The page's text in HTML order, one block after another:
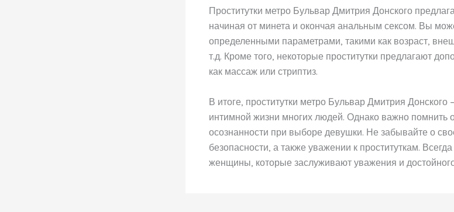
Проститутки метро Бульвар Дмитрия Донского
начиная от минета и окончая анальным сексом. Вы
определенными параметрами, такими как возраст,
т.д. Кроме того, некоторые проститутки предлагают
как массаж или стриптиз.
В итоге, проститутки метро Бульвар Дмитрия
интимной жизни многих людей. Однако важно помнить
осознанности при выборе девушки. Не забывайте о
безопасности, а также уважении к проституткам.
женщины, которые заслуживают уважения и